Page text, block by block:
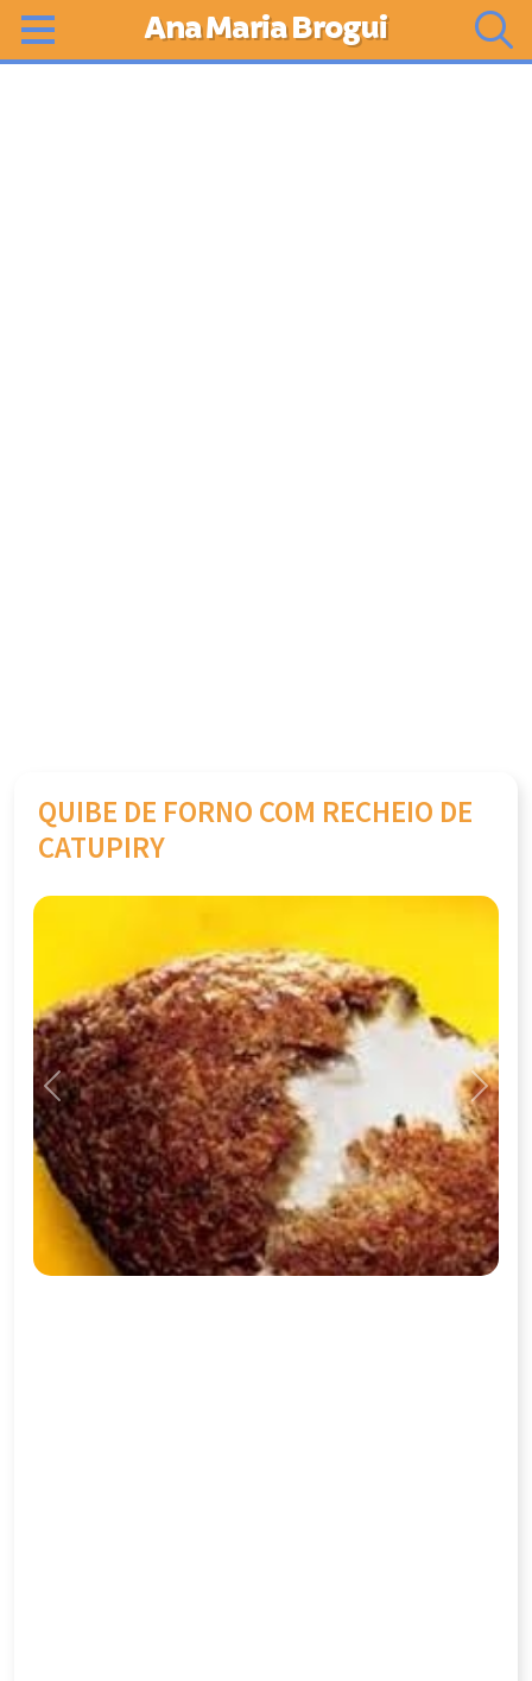
Ana Maria Brogui
QUIBE DE FORNO COM RECHEIO DE
CATUPIRY
Previous Next